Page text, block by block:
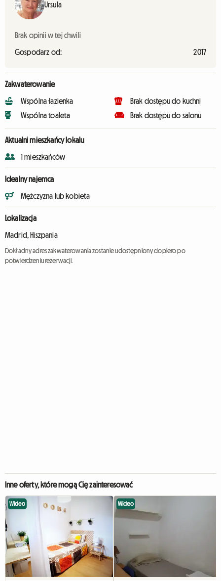
Ursula
Brak opinii w tej chwili
Gospodarz od: 2017
Zakwaterowanie
Wspólna łazienka
Wspólna toaleta
Brak dostępu do kuchni
Brak dostępu do salonu
Aktualni mieszkańcy lokalu
1 mieszkańców
Idealny najemca
Mężczyzna lub kobieta
Lokalizacja
Madrid, Hiszpania
Dokładny adres zakwaterowania zostanie udostępniony dopiero po
potwierdzeniu rezerwacji.
Inne oferty, które mogą Cię zainteresować
Wideo Wideo